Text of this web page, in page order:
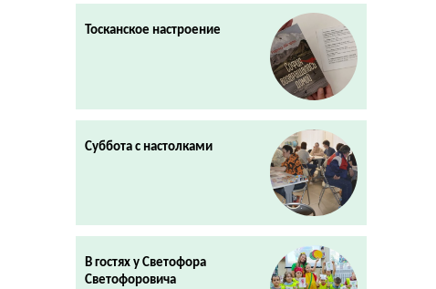
Тосканское настроение
Суббота с настолками
В гостях у Светофора
Светофоровича